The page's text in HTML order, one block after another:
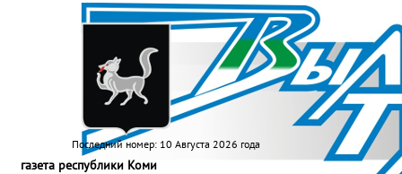
Последний номер: 10 Августа 2026 года
газета республики Коми